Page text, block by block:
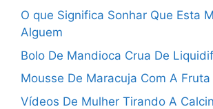
O que Significa Sonhar Que Esta
Alguem
Bolo De Mandioca Crua De
Mousse De Maracuja Com A
Vídeos De Mulher Tirando A